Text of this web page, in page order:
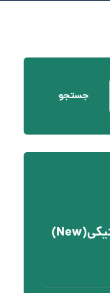
جستجو
قیمت یخدان پلاستیکی(New)